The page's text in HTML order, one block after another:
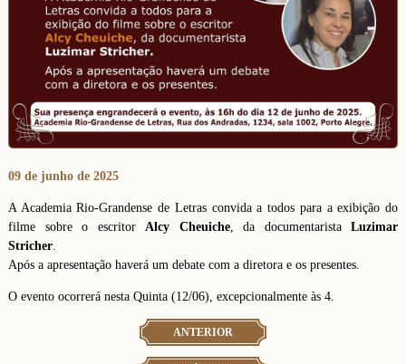
09 de junho de 2025
A Academia Rio-Grandense de Letras convida a todos para a exibição do
filme sobre o escritor Alcy Cheuiche, da documentarista Luzimar
Stricher.
Após a apresentação haverá um debate com a diretora e os presentes.
O evento ocorrerá nesta Quinta (12/06), excepcionalmente às 4.
ANTERIOR